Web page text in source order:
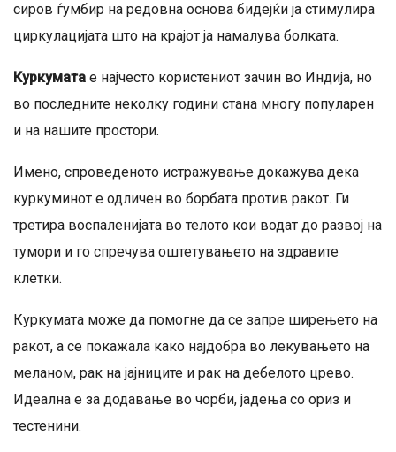
сиров ѓумбир на редовна основа бидејќи ја стимулира
циркулацијата што на крајот ја намалува болката.
Куркумата е најчесто користениот зачин во Индија, но
во последните неколку години стана многу популарен
и на нашите простори.
Имено, спроведеното истражување докажува дека
куркуминот е одличен во борбата против ракот. Ги
третира воспаленијата во телото кои водат до развој на
тумори и го спречува оштетувањето на здравите
клетки.
Куркумата може да помогне да се запре ширењето на
ракот, а се покажала како најдобра во лекувањето на
меланом, рак на јајниците и рак на дебелото црево.
Идеална е за додавање во чорби, јадења со ориз и
тестенини.